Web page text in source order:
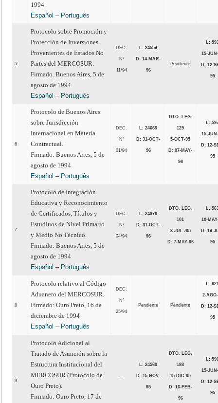
1994
Español – Português
5
Protocolo sobre Promoción y
Protección de Inversiones
Provenientes de Estados No
Partes del MERCOSUR.
Firmado. Buenos Aires, 5 de
agosto de 1994
Español – Português
DEC.
Nº
11/94
L: 24554
D: 14-MAR-
96
Pendiente
L:
15-
D: 12-
95
6
Protocolo de Buenos Aires
sobre Jurisdicción
Internacional en Materia
Contractual.
Firmado: Buenos Aires, 5 de
agosto de 1994
Español – Português
DEC.
Nº
01/94
L: 24669
D: 31-OCT-
96
DTO. LEG.
129
5-OCT-95
D: 07-MAY-
96
L:
15-
D: 12-
95
7
Protocolo de Integración
Educativa y Reconocimiento
de Certificados, Títulos y
Estudiuos de Nivel Primario
y Medio No Técnico.
Firmado: Buenos Aires, 5 de
agosto de 1994
Español – Português
DEC.
Nº
04/94
L: 24676
D: 31-OCT-
96
DTO. LEG.
101
3-JUL-/95
D: 7-MAY-96
10-
D: 14-
95
8
Protocolo relativo al Código
Aduanero del MERCOSUR.
Firmado: Ouro Preto, 16 de
diciembre de 1994
Español – Português
DEC.
Nº
25/94
Pendiente Pendiente
L:
2-
D: 12-
95
9
Protocolo Adicional al
Tratado de Asunción sobre la
Estructura Institucional del
MERCOSUR (Protocolo de
Ouro Preto).
Firmado: Ouro Preto, 17 de
—
L: 24560
D: 15-NOV-
95
DTO. LEG.
188
15-DIC-95
D: 16-FEB-
96
L:
15-
D: 12-
95